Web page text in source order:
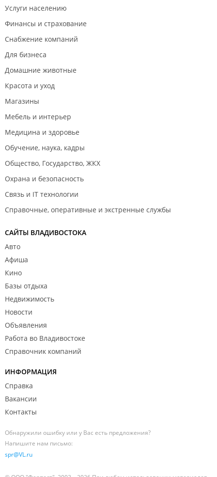
Услуги населению
Финансы и страхование
Снабжение компаний
Для бизнеса
Домашние животные
Красота и уход
Магазины
Мебель и интерьер
Медицина и здоровье
Обучение, наука, кадры
Общество, Государство, ЖКХ
Охрана и безопасность
Связь и IT технологии
Справочные, оперативные и экстренные службы
САЙТЫ ВЛАДИВОСТОКА
Авто
Афиша
Кино
Базы отдыха
Недвижимость
Новости
Объявления
Работа во Владивостоке
Справочник компаний
ИНФОРМАЦИЯ
Справка
Вакансии
Контакты
Обнаружили ошибку или у Вас есть предложения?
Напишите нам письмо:
spr@VL.ru